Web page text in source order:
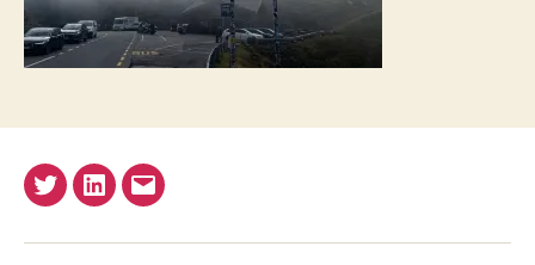
TwitterLinkedIn
E-